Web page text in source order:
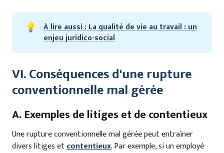
💡
À lire aussi : La qualité de vie au travail : un
enjeu juridico-social
VI. Conséquences d'une rupture
conventionnelle mal gérée
A. Exemples de litiges et de contentieux
Une rupture conventionnelle mal gérée peut entraîner
divers litiges etcontentieux. Par exemple, si un employé